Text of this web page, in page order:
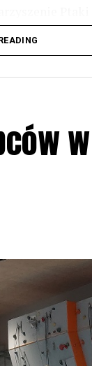
Akcji,
przy grillu.